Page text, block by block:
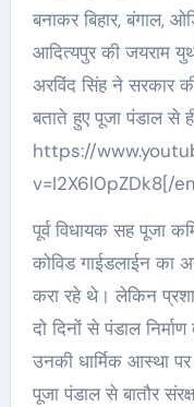
बनाकर बिहार, बंगाल,
आदित्यपुर की जयराम
अरविंद सिंह ने सरकार
बताते हुए पूजा पंडाल से
https://
v=I2X6l0pZDk8[/
पूर्व विधायक सह पूजा
कोविड गाईडलाईन का
करा रहे थे। लेकिन
दो दिनों से पंडाल
उनकी धार्मिक आस्था
पूजा पंडाल से बातौर